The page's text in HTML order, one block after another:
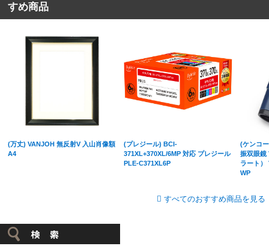
すめ商品
(万丈) VANJOH 無反射V 入山肖像額
A4
(プレジール) BCI-
371XL+370XL/6MP 対応 プレジール
PLE-C371XL6P
(ケンコ
振双眼鏡
ラート）
WP
すべてのおすすめ商品を見る